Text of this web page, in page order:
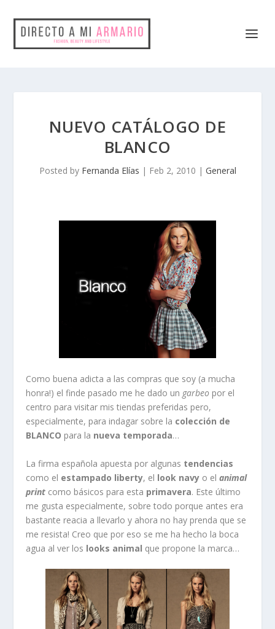
NUEVO CATÁLOGO DE
BLANCO
Posted by Fernanda Elías | Feb 2, 2010 | General
Como buena adicta a las compras que soy (a mucha
honra!) el finde pasado me he dado un garbeo por el
centro para visitar mis tiendas preferidas pero,
especialmente, para indagar sobre la colección de
BLANCO para la nueva temporada…
La firma española apuesta por algunas tendencias
como el estampado liberty, el look navy o elanimal
print como básicos para esta primavera. Este último
me gusta especialmente, sobre todo porque antes era
bastante reacia a llevarlo y ahora no hay prenda que se
me resista! Creo que por eso se me ha hecho la boca
agua al ver los looks animal que propone la marca…